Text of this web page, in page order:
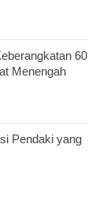
60
Menengah
Pendaki yang